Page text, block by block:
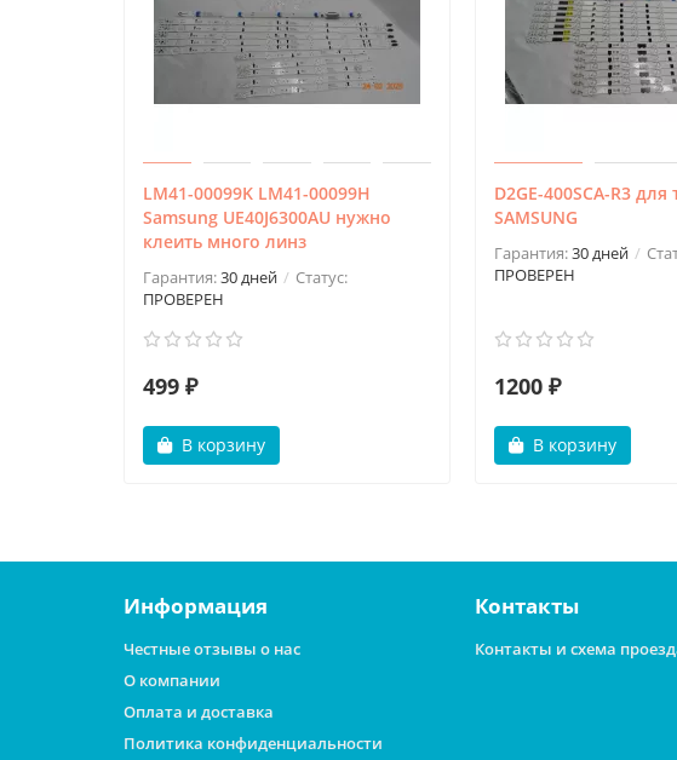
LM41-00099K LM41-00099H
Samsung UE40J6300AU нужно
клеить много линз
Гарантия:30 дней
Статус:
ПРОВЕРЕН
499 ₽
В корзину
D2GE-400SCA-R3
SAMSUNG
Гарантия:30 дней
ПРОВЕРЕН
1200 ₽
В корзину
Информация
Честные отзывы о нас
О компании
Оплата и доставка
Политика конфиденциальности
Контакты
Контакты и схема